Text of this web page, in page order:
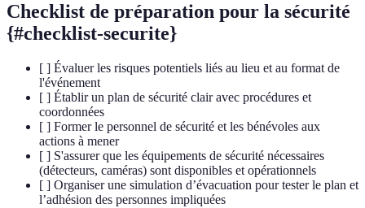
Checklist de préparation pour la sécurité
{#checklist-securite}
[ ] Évaluer les risques potentiels liés au lieu et au format de
l'événement
[ ] Établir un plan de sécurité clair avec procédures et
coordonnées
[ ] Former le personnel de sécurité et les bénévoles aux
actions à mener
[ ] S'assurer que les équipements de sécurité nécessaires
(détecteurs, caméras) sont disponibles et opérationnels
[ ] Organiser une simulation d’évacuation pour tester le plan et
l’adhésion des personnes impliquées